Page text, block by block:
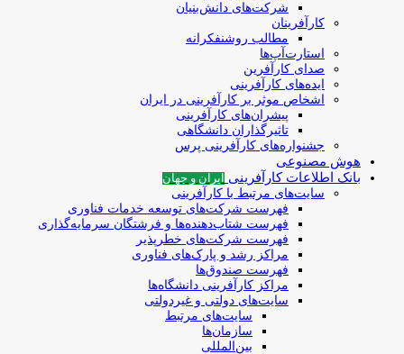
شرکت‌های دانش‌بنیان
کارآفرینان
مطالب روشنفکرانه
استارت‌آپ‌ها
صدای کارآفرین
ایده‌های کارآفرینی
اشخاص موثر بر کارآفرینی در ایران
پیشران‌های کارآفرینی
تاثیرگذاران دانشگاهی
جشنواره‌های کارآفرینی‌ پرس
هوش مصنوعی
بانک اطلاعات کارآفرینی
ایران و جهان
سایت‌های مرتبط با کارآفرینی
فهرست شرکت‌های‌‌ توسعه‌ خدمات فناوری
فهرست شتاب‌دهنده‌ها‌ و فرشتگان‌ سرمایه‌گذاری
فهرست شرکت‌های خطرپذیر
مراکز رشد و پارک‌های فناوری
فهرست صندوق‌ها
مراکز کارآفرینی دانشگاه‌ها
سایت‌های دولتی و غیردولتی
سایت‌های مرتبط
سازمان‌ها
بین‌المللی